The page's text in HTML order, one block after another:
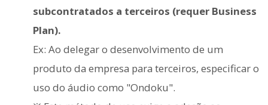
subcontratados a terceiros (requer Business
Plan).
Ex: Ao delegar o desenvolvimento de um
produto da empresa para terceiros, especificar o
uso do áudio como "Ondoku".